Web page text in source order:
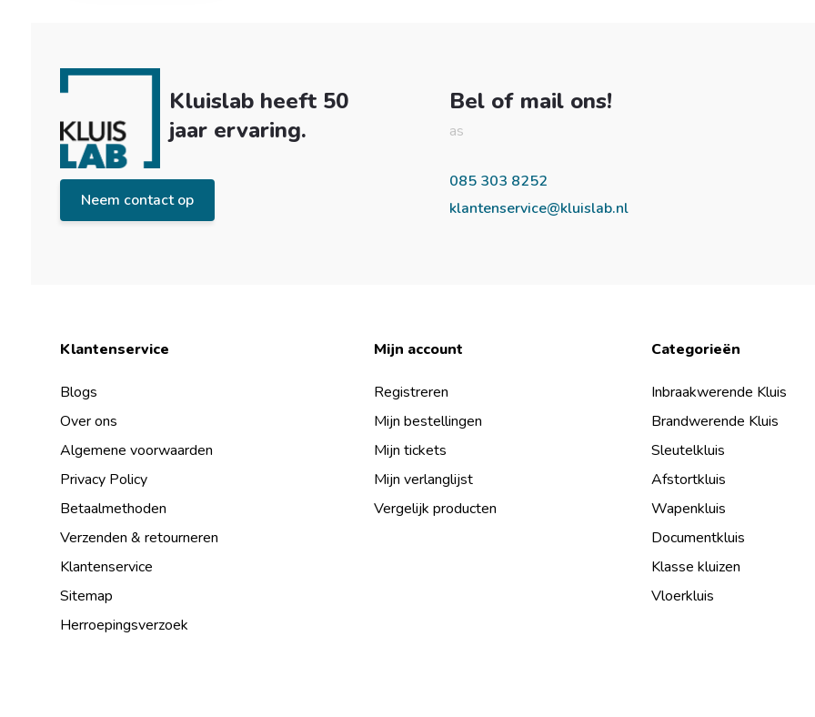
Kluislab heeft 50
jaar ervaring.
Neem contact op
Bel of mail ons!
as
085 303 8252
klantenservice@kluislab.nl
Klantenservice
Blogs
Over ons
Algemene voorwaarden
Privacy Policy
Betaalmethoden
Verzenden & retourneren
Klantenservice
Sitemap
Herroepingsverzoek
Mijn account
Registreren
Mijn bestellingen
Mijn tickets
Mijn verlanglijst
Vergelijk producten
Categorieën
Inbraakwerende Kluis
Brandwerende Kluis
Sleutelkluis
Afstortkluis
Wapenkluis
Documentkluis
Klasse kluizen
Vloerkluis